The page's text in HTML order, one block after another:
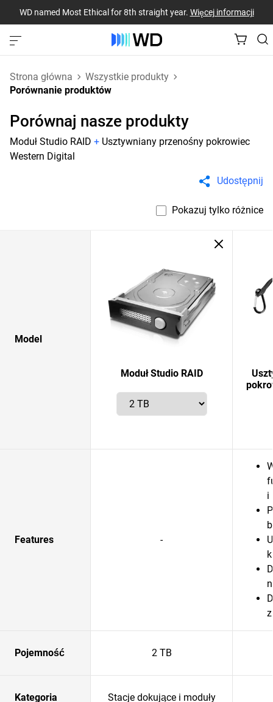
WD named Most Ethical for 8th straight year. Więcej informacji
Strona główna
Wszystkie produkty
Porównanie produktów
Porównaj nasze produkty
Moduł Studio RAID + Usztywniany przenośny pokrowiec
Western Digital
Udostępnij
Pokazuj tylko różnice
Model
Moduł Studio RAID
Features -
i
Pojemność 2 TB
Kategoria Stacje dokujące i moduły